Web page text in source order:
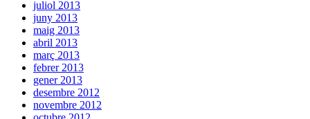
juliol 2013
juny 2013
maig 2013
abril 2013
març 2013
febrer 2013
gener 2013
desembre 2012
novembre 2012